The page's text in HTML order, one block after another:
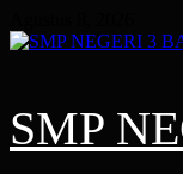
to
SMP